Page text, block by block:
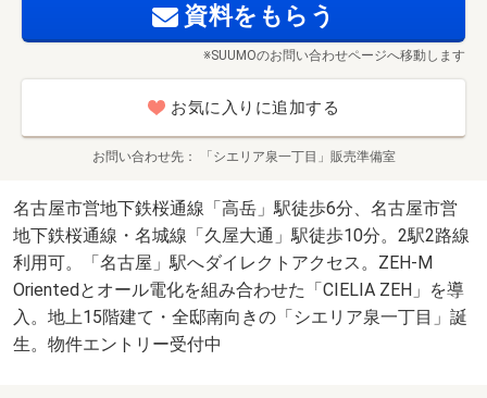
資料をもらう
※SUUMOのお問い合わせページへ移動します
お気に入りに追加する
お問い合わせ先 「シエリア泉一丁目」販売準備室
名古屋市営地下鉄桜通線「高岳」駅徒歩6分、名古屋市営
地下鉄桜通線・名城線「久屋大通」駅徒歩10分。2駅2路線
利用可。「名古屋」駅へダイレクトアクセス。ZEH-M
Orientedとオール電化を組み合わせた「CIELIA ZEH」を導
入。地上15階建て・全邸南向きの「シエリア泉一丁目」誕
生。物件エントリー受付中